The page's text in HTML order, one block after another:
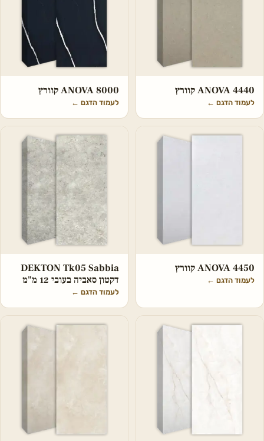
ANOVA 4440 קוורץ
לעמוד הדגם ←
ANOVA 8000 קוורץ
לעמוד הדגם ←
ANOVA 4450 קוורץ
לעמוד הדגם ←
DEKTON Tk05 Sabbia
דקטון סאביה בעובי 12 מ"מ
לעמוד הדגם ←